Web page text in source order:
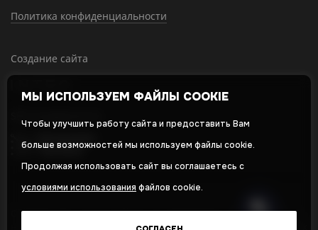
Политика конфиденциальности
Создание сайта
Оставляя свои личные данные, вы принимаете и соглашаетесь с
политикой в отношении обработки персональных данных
МЫ ИСПОЛЬЗУЕМ ФАЙЛЫ COOKIE
Чтобы улучшить работу сайта и предоставить Вам
больше возможностей мы используем файлы cookie.
Продолжая использовать сайт вы соглашаетесь с
условиями использования файлов cookie.